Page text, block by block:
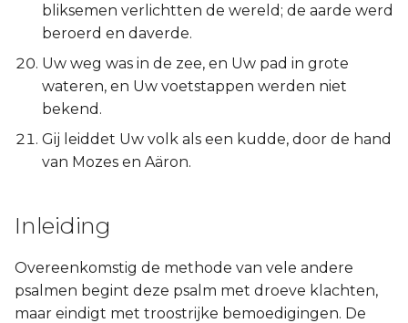
bliksemen verlichtten de wereld; de aarde werd
beroerd en daverde.
Uw weg was in de zee, en Uw pad in grote
wateren, en Uw voetstappen werden niet
bekend.
Gij leiddet Uw volk als een kudde, door de hand
van Mozes en Aäron.
Inleiding
Overeenkomstig de methode van vele andere
psalmen begint deze psalm met droeve klachten,
maar eindigt met troostrijke bemoedigingen. De